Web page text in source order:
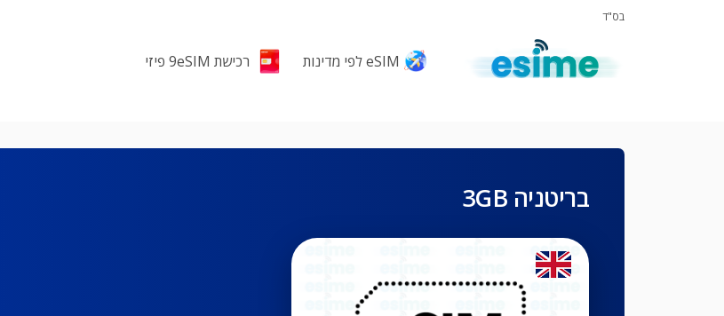
בס"ד
eSIM לפי מדינות רכישת 9eSIM פיזי
בריטניה 3GB